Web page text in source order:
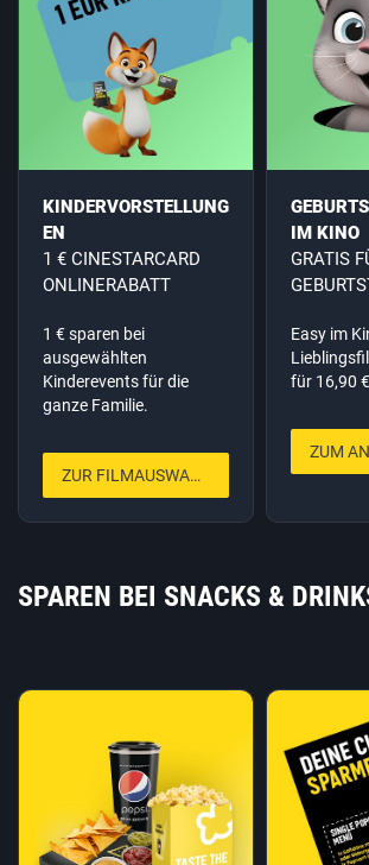
KINDERVORSTELLUNG
EN
1 € CINESTARCARD
ONLINERABATT
1 € sparen bei
ausgewählten
Kinderevents für die
ganze Familie.
ZUR FILMAUSWAHL
IM KINO
GRATIS
Easy im
für 16,90
ZUM
SPAREN BEI SNACKS &